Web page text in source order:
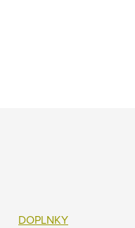
DOPLNKY